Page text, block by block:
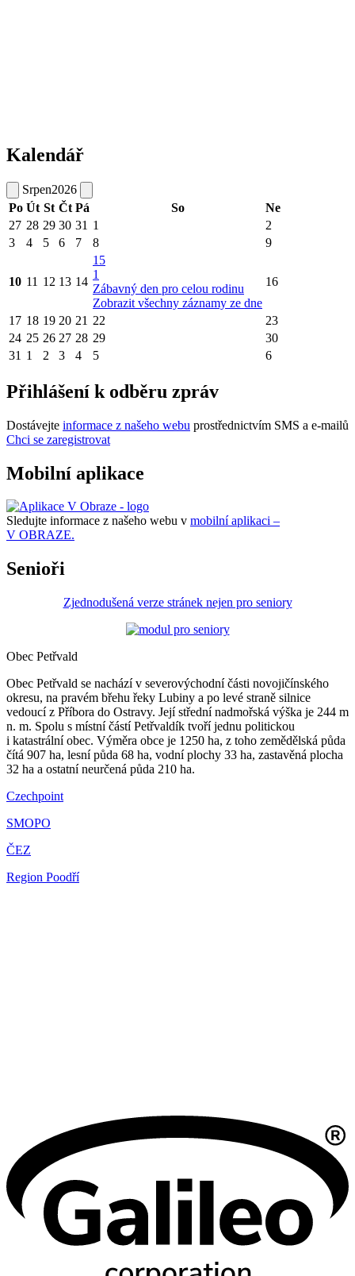
Kalendář
Srpen2026
Po Út St Čt Pá So
Ne
27 28 29 30 31 1
2
3
4 5 6 7 8 9
10 11 12 13 14
15
1
Zábavný den pro celou rodinu
Zobrazit všechny záznamy ze dne
16
17 18 19 20 21 22
23
24 25 26 27 28 29
30
31 1 2 3 4 5 6
Přihlášení k odběru zpráv
Dostávejte informace z našeho webu prostřednictvím SMS a e-mailů
Chci se zaregistrovat
Mobilní aplikace
Sledujte informace z našeho webu v mobilní aplikaci –
V OBRAZE.
Senioři
Zjednodušená verze stránek nejen pro seniory
Obec Petřvald
Obec Petřvald se nachází v severovýchodní části novojičínského
okresu, na pravém břehu řeky Lubiny a po levé straně silnice
vedoucí z Příbora do Ostravy. Její střední nadmořská výška je 244 m
n. m. Spolu s místní částí Petřvaldík tvoří jednu politickou
i katastrální obec. Výměra obce je 1250 ha, z toho zemědělská půda
čítá 907 ha, lesní půda 68 ha, vodní plochy 33 ha, zastavěná plocha
32 ha a ostatní neurčená půda 210 ha.
Czechpoint
SMOPO
ČEZ
Region Poodří